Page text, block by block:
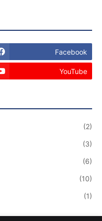
Facebook
YouTube
(2)
(3)
(6)
(10)
(1)